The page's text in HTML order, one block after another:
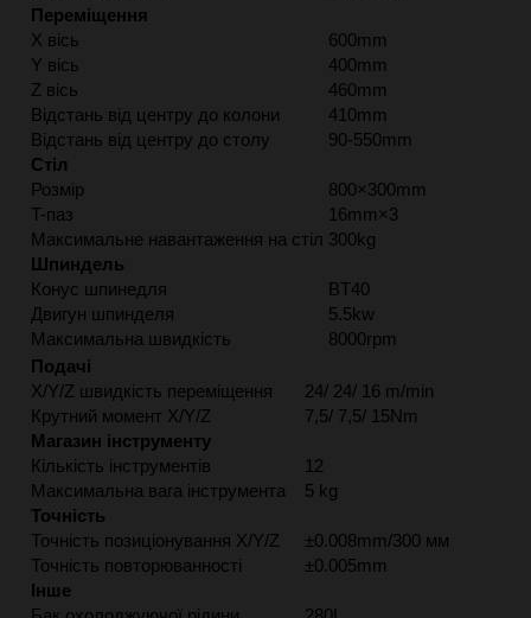
Переміщення
X вісь
600mm
Y вісь
400mm
Z вісь
460mm
Відстань від центру до колони
410mm
Відстань від центру до столу
90-550mm
Стіл
Розмір
800×300mm
T-паз
16mm×3
Максимальне навантаження на стіл 300kg
Шпиндель
Конус шпинедля
BT40
Двигун шпинделя
5.5kw
Максимальна швидкість
8000rpm
Подачі
X/Y/Z швидкість переміщення
24/ 24/ 16 m/min
Крутний момент X/Y/Z
7,5/ 7,5/ 15Nm
Магазин інструменту
Кількість інструментів
12
Максимальна вага інструмента
5 kg
Точність
Точність позиціонування X/Y/Z
±0.008mm/300 мм
Точність повторюванності
±0.005mm
Інше